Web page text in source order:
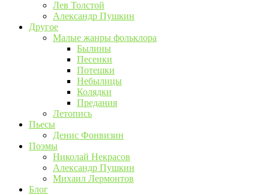
Лев Толстой
Александр Пушкин
Другое
Малые жанры фольклора
Былины
Песенки
Потешки
Небылицы
Колядки
Предания
Летопись
Пьесы
Денис Фонвизин
Поэмы
Николай Некрасов
Александр Пушкин
Михаил Лермонтов
Блог